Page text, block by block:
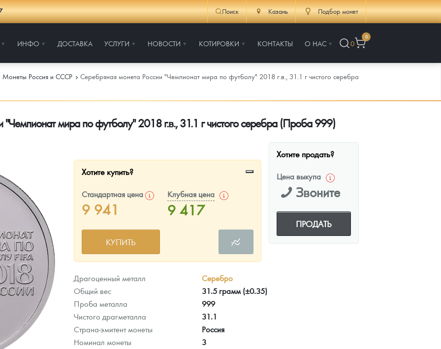
Поиск Казань Подбор монет
ИНФО ДОСТАВКА УСЛУГИ НОВОСТИ КОТИРОВКИ КОНТАКТЫ О НАС 0
0
платины на 2026 год
Монеты Россия и СССР
Серебряная монета России "Чемпионат мира по футболу" 2018 г.в., 31.1 г чистого серебра
"Чемпионат мира по футболу" 2018 г.в., 31.1 г чистого серебра (Проба 999)
Хотите купить?
Стандартная цена
9 941
Клубная цена
9 417
КУПИТЬ
Хотите продать?
Цена выкупа
Звоните
ПРОДАТЬ
Драгоценный металл
Серебро
Общий вес
31.5 грамм (±0.35)
Проба металла
999
Чистого драгметалла
31.1
Страна-эмитент монеты
Россия
Номинал монеты
3